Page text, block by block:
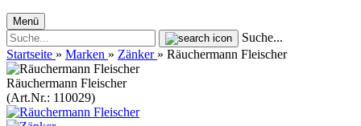
Menü
Suche...
Startseite » Marken » Zänker » Räuchermann Fleischer
Räuchermann Fleischer
(Art.Nr.: 110029)